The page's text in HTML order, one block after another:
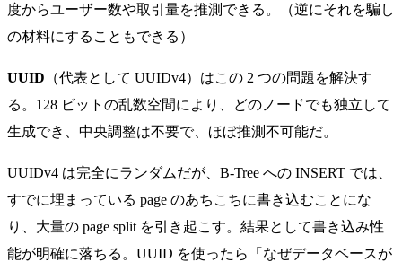
度からユーザー数や取引量を推測できる。（逆にそれを騙し
の材料にすることもできる）
UUID （代表として UUIDv4）はこの 2 つの問題を解決す
る。128 ビットの乱数空間により、どのノードでも独立して
生成でき、中央調整は不要で、ほぼ推測不可能だ。
UUIDv4 は完全にランダムだが、B-Tree への INSERT では、
すでに埋まっている page のあちこちに書き込むことにな
り、大量の page split を引き起こす。結果として書き込み性
能が明確に落ちる。UUID を使ったら「なぜデータベースが